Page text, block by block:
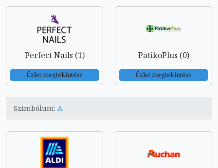
Perfect Nails (1)
Üzlet megtekintése
PatikoPlus (0)
Üzlet megtekintése
Szimbólum: A